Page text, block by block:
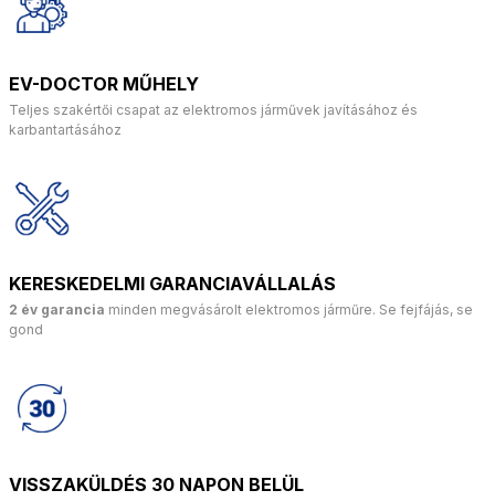
EV-DOCTOR MŰHELY
Teljes szakértői csapat az elektromos járművek javításához és
karbantartásához
KERESKEDELMI GARANCIAVÁLLALÁS
2 év garancia minden megvásárolt elektromos járműre. Se fejfájás, se
gond
VISSZAKÜLDÉS 30 NAPON BELÜL